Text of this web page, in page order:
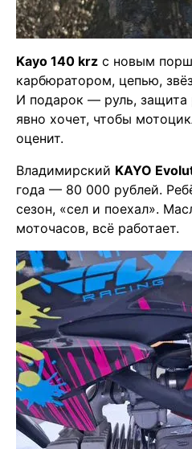
Kayo 140 krz с новым
карбюратором, цепью,
И подарок — руль,
явно хочет, чтобы
оценит.
Владимирский KAYO
года — 80 000 рублей.
сезон, «сел и поехал».
моточасов, всё работает.